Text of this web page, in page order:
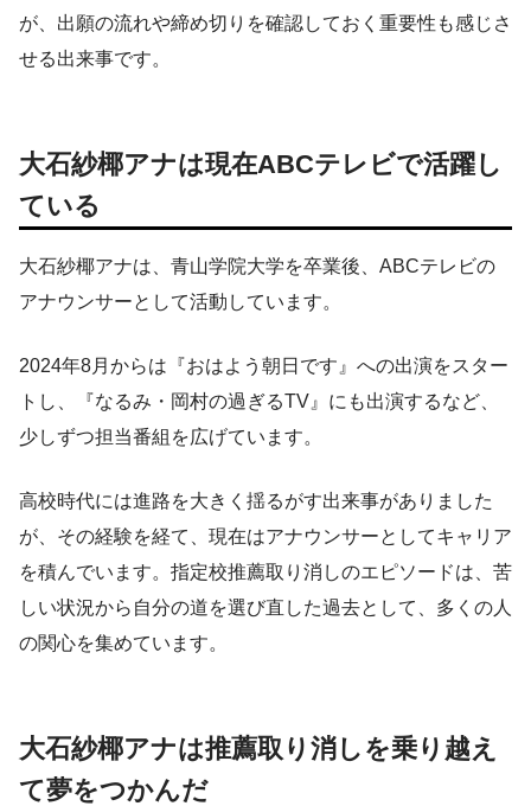
が、出願の流れや締め切りを確認しておく重要性も感じさ
せる出来事です。
大石紗椰アナは現在ABCテレビで活躍し
ている
大石紗椰アナは、青山学院大学を卒業後、ABCテレビの
アナウンサーとして活動しています。
2024年8月からは『おはよう朝日です』への出演をスター
トし、『なるみ・岡村の過ぎるTV』にも出演するなど、
少しずつ担当番組を広げています。
高校時代には進路を大きく揺るがす出来事がありました
が、その経験を経て、現在はアナウンサーとしてキャリア
を積んでいます。指定校推薦取り消しのエピソードは、苦
しい状況から自分の道を選び直した過去として、多くの人
の関心を集めています。
大石紗椰アナは推薦取り消しを乗り越え
て夢をつかんだ